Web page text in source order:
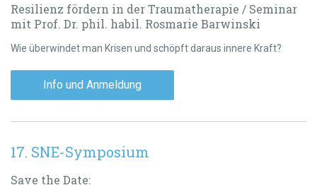
Resilienz fördern in der Traumatherapie / Seminar
mit Prof. Dr. phil. habil. Rosmarie Barwinski
Wie überwindet man Krisen und schöpft daraus innere Kraft?
Info und Anmeldung
17. SNE-Symposium
Save the Date: